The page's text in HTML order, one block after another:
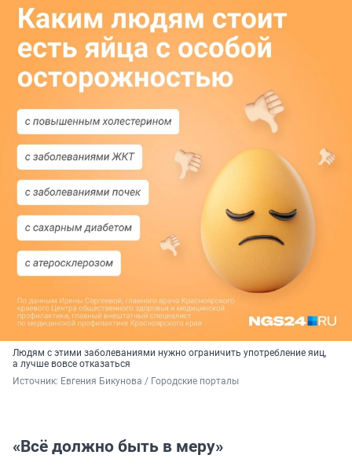
Людям с этими заболеваниями нужно ограничить употребление яиц,
а лучше вовсе отказаться
Источник: Евгения Бикунова / Городские порталы
«Всё должно быть в меру»